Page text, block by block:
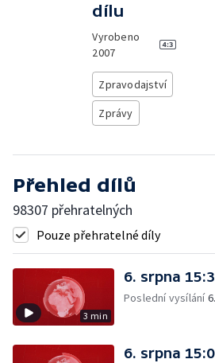
dílu
Vyrobeno
2007
Zpravodajství
Zprávy
Přehled dílů
98307 přehratelných
Pouze přehratelné díly
3 min
6. srpna
Poslední vysílání
6. srpna